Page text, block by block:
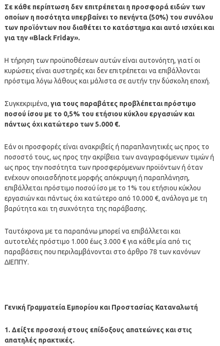
Σε κάθε περίπτωση δεν επιτρέπεται η προσφορά ειδών των
οποίων η ποσότητα υπερβαίνει το πενήντα (50%) του συνόλου
των προϊόντων που διαθέτει το κατάστημα και αυτό ισχύει και
για την «Black Friday».
Η τήρηση των προϋποθέσεων αυτών είναι αυτονόητη, γιατί οι
κυρώσεις είναι αυστηρές και δεν επιτρέπεται να επιβάλλονται
πρόστιμα λόγω λάθους και μάλιστα σε αυτήν την δύσκολη εποχή.
Συγκεκριμένα, για τους παραβάτες προβλέπεται πρόστιμο
ποσού ίσου με το 0,5% του ετήσιου κύκλου εργασιών και
πάντως όχι κατώτερο των 5.000 €.
Εάν οι προσφορές είναι ανακριβείς ή παραπλανητικές ως προς το
ποσοστό τους, ως προς την ακρίβεια των αναγραφόμενων τιμών ή
ως προς την ποσότητα των προσφερόμενων προϊόντων ή όταν
ενέχουν οποιασδήποτε μορφής απόκρυψη ή παραπλάνηση,
επιβάλλεται πρόστιμο ποσού ίσο με το 1% του ετήσιου κύκλου
εργασιών και πάντως όχι κατώτερο από 10.000 €, ανάλογα με τη
βαρύτητα και τη συχνότητα της παράβασης.
Ταυτόχρονα με τα παραπάνω μπορεί να επιβάλλεται και
αυτοτελές πρόστιμο 1.000 έως 3.000 € για κάθε μία από τις
παραβάσεις που περιλαμβάνονται στο άρθρο 78 των κανόνων
ΔΙΕΠΠΥ.
Γενική Γραμματεία Εμπορίου και Προστασίας Καταναλωτή
1. Δείξτε προσοχή στους επίδοξους απατεώνες και στις
απατηλές πρακτικές.